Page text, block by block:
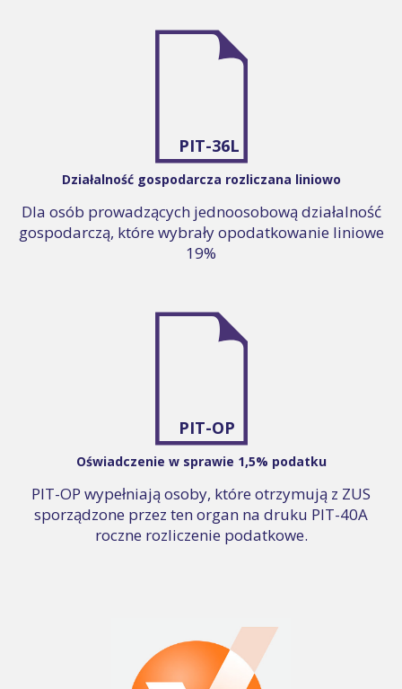
PIT-36L
Działalność gospodarcza rozliczana liniowo
Dla osób prowadzących jednoosobową działalność
gospodarczą, które wybrały opodatkowanie liniowe
19%
PIT-OP
Oświadczenie w sprawie 1,5% podatku
PIT-OP wypełniają osoby, które otrzymują z ZUS
sporządzone przez ten organ na druku PIT-40A
roczne rozliczenie podatkowe.